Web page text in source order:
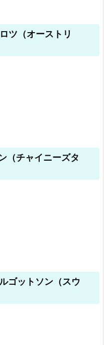
ツ（オーストリ
（チャイニーズタ
ゴットソン（スウ